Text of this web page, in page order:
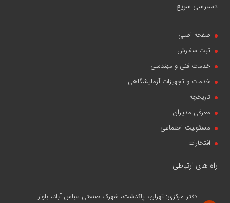
دسترسی سریع
صفحه اصلی
ثبت سفارش
خدمات فنی و مهندسی
خدمات و تجهیزات آزمایشگاهی
تاریخچه
معرفی مدیران
مسئولیت اجتماعی
افتخارات
راه های ارتباطی
دفتر مرکزی: تهران، پاکدشت، شهرک صنعتی عباس آباد، بلوار